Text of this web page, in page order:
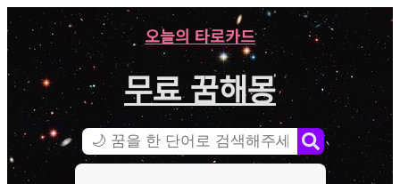
오늘의 타로카드
무료 꿈해몽